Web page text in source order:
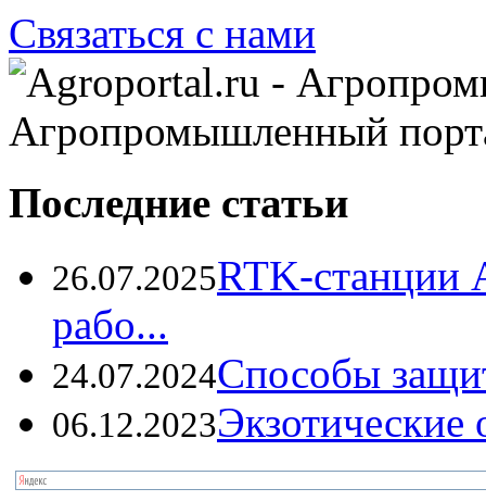
Связаться с нами
Агропромышленный
Последние статьи
26.07.2025RTK-станции
рабо...
24.07.2024Способы
06.12.2023